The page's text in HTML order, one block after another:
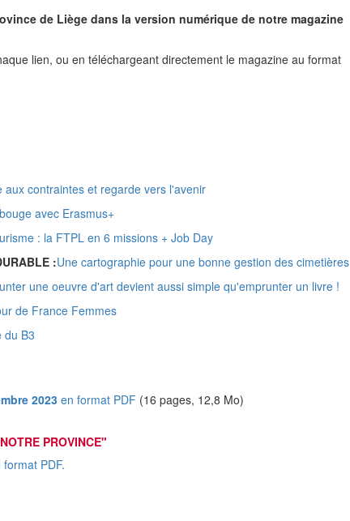
de Liège dans la version numérique de notre magazine
lien, ou en téléchargeant directement le magazine au format
aux contraintes et regarde vers l'avenir
avec Erasmus+
: la FTPL en 6 missions + Job Day
:Une cartographie pour une bonne gestion des cimetières
une oeuvre d'art devient aussi simple qu'emprunter un livre !
de France Femmes
du B3
2023 en format PDF (16 pages, 12,8 Mo)
PROVINCE"
PDF.